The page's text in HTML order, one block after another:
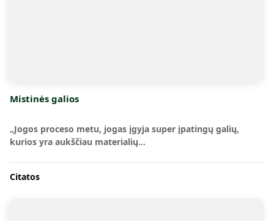
Mistinės galios
„Jogos proceso metu, jogas įgyja super įpatingų galių,
kurios yra aukščiau materialių…
Citatos